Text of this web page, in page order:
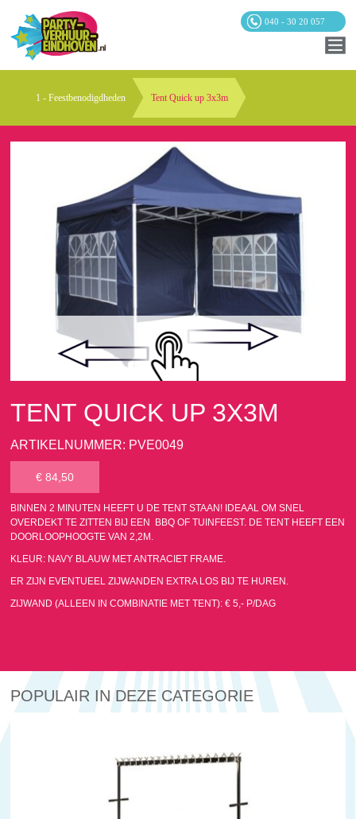
040 - 30 20 057
1 - Feestbenodigdheden Tent Quick up 3x3m
TENT QUICK UP 3X3M
ARTIKELNUMMER: PVE0049
€ 84,50
BINNEN 2 MINUTEN HEEFT U DE TENT STAAN! IDEAAL OM SNEL
OVERDEKT TE ZITTEN BIJ EEN BBQ OF TUINFEEST. DE TENT HEEFT EEN
DOORLOOPHOOGTE VAN 2,2M.
KLEUR: NAVY BLAUW MET ANTRACIET FRAME.
ER ZIJN EVENTUEEL ZIJWANDEN EXTRA LOS BIJ TE HUREN.
ZIJWAND (ALLEEN IN COMBINATIE MET TENT): € 5,- P/DAG
POPULAIR IN DEZE CATEGORIE